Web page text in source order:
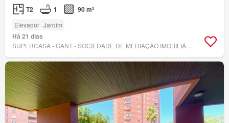
T2 1 90 m²
Elevador Jardim
Há 21 dias